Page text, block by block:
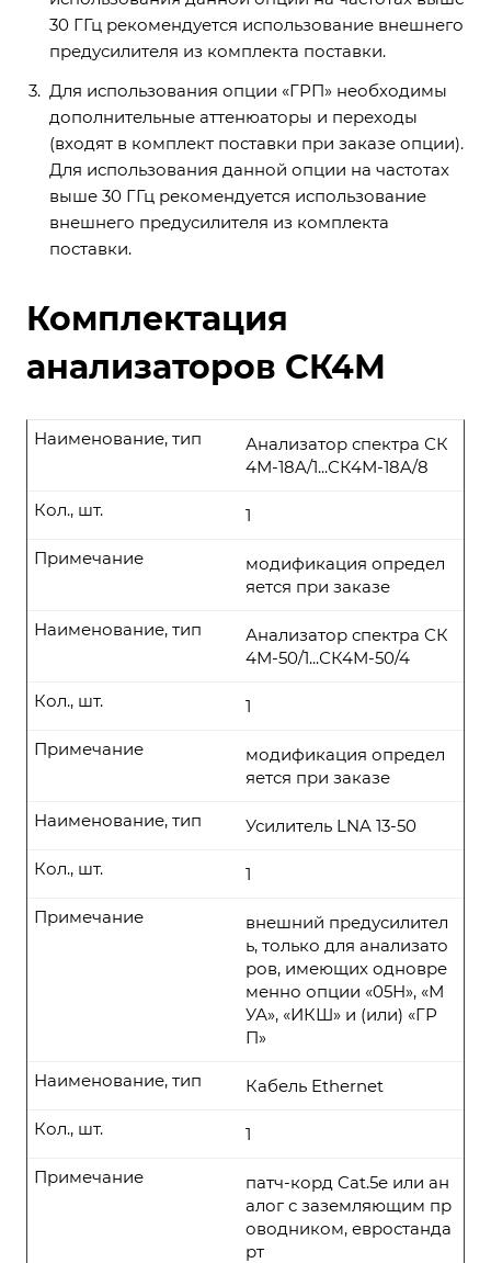
30 ГГц рекомендуется использование внешнего
предусилителя из комплекта поставки.
Для использования опции «ГРП» необходимы
дополнительные аттенюаторы и переходы
(входят в комплект поставки при заказе опции).
Для использования данной опции на частотах
выше 30 ГГц рекомендуется использование
внешнего предусилителя из комплекта
поставки.
Комплектация
анализаторов СК4М
Анализатор спектра СК
4М-18A/1...СК4М-18A/8
Наименование, тип
1
Кол., шт.
модификация определ
яется при заказе
Примечание
Анализатор спектра СК
4М-50/1...СК4М-50/4
Наименование, тип
1
Кол., шт.
модификация определ
яется при заказе
Примечание
Усилитель LNA 13-50
Наименование, тип
1
Кол., шт.
внешний предусилител
ь, только для анализато
ров, имеющих одновре
менно опции «05Н», «М
УА», «ИКШ» и (или) «ГР
П»
Примечание
Кабель Ethernet
Наименование, тип
1
Кол., шт.
патч-корд Cat.5е или ан
алог с заземляющим пр
оводником, евростанда
рт
Примечание